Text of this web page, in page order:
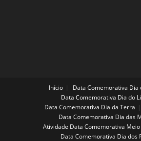
Início
Data Comemorativa Dia
Data Comemorativa Dia do
Data Comemorativa Dia da Terra
Data Comemorativa Dia das
Atividade Data Comemorativa
Data Comemorativa Dia dos